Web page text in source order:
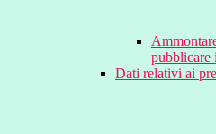
pubblicare
Dati relativi ai